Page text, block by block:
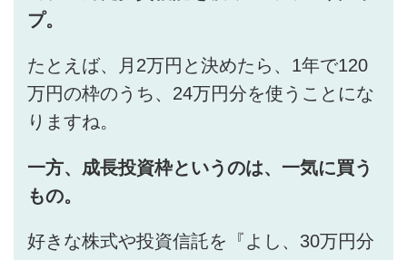
プ。
たとえば、月2万円と決めたら、1年で120
万円の枠のうち、24万円分を使うことにな
りますね。
一方、成長投資枠というのは、一気に買う
もの。
好きな株式や投資信託を『よし、30万円分